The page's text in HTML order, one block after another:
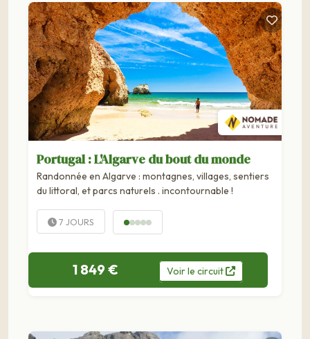
Portugal : L'Algarve du bout du monde
Randonnée en Algarve : montagnes, villages, sentiers
du littoral, et parcs naturels . incontournable !
7 JOURS
1 849 € Voirle circuit